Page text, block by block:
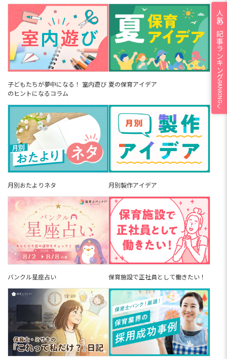
生活が難しい子どもを専門に預かる保育士です。
かつてコロナ禍を経て感染症への関心が高まった
こともあり、2026年現在も共働き世帯の増加を背
景に、病児保育のニー...
【動画付き】4歳児の手作りおもちゃ
12選！紙コップ・牛乳パックなどで
簡単に作れるアイデア集
4歳児の手作りおもちゃは、紙コップや牛乳パッ
クなど身近な素材で簡単に作れます。「自分で作
れた！」という達成感が、子どもの創作意欲や友
だちとの関わりを育むきっかけになるでしょう。
保育士を辞めた次の仕事は療育・学
童・事務が定番！次にできる職種14
選と選び方
保育士を辞めた次の仕事は、療育・学童・事務・
在宅ワークなど資格や経験を活かせる選択肢が14
種以上あります。保育士有資格者の約6割がすでに
保育園以外の道を選んでいる現実も。「辞めたあ
と何しよう」「転職先...
託児所とは？保育士の仕事内容・給
託児所とは、さまざまな形態の認可外保育園のこ
とです。企業内や病院で行われる保育や、商業施
設内の一時保育などがあたりますが、保育士さん
は、一般的な園との違いや働きやすさが気になり
ますよね。この記事では、...
企業内保育所とは?【2026年版】メ
リット・デメリットや給料・求人例
を解説
「もう持ち帰り仕事は限界…」「少人数の保育が
さんから、注目されているのが企業内保育所で
す。定員10〜30名の少人数制で、行事や書類業務
が少なく、持ち帰り仕事...
【2026年最新】子育て支援員の資格
取得方法。費用無料の研修内容・働
ける職場・保育士との違いまで解説
子育て支援員の資格取得方法は、自治体が実施す
る「子育て支援員研修」を修了することです。18
歳以上なら無資格・未経験でも受講でき、保育所
や学童等で即戦力として働けます。本記事では、
子どもたちが夢中になる！ 室内遊び
のヒントになるコラム
夏の保育アイデア
月別おたよりネタ 月別製作アイデア
バンクル星座占い 保育施設で正社員として働きたい！
人気の記事ランキング
RANKING